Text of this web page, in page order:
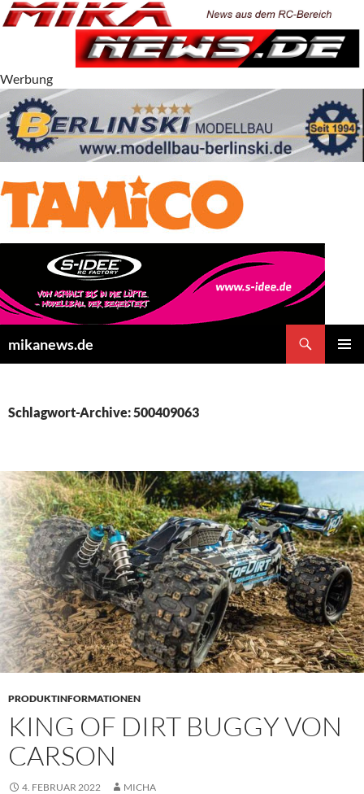
Zum
Inhalt
Werbung
mikanews.de
Schlagwort-Archive: 500409063
PRODUKTINFORMATIONEN
KING OF DIRT BUGGY VON
CARSON
4. FEBRUAR 2022 MICHA